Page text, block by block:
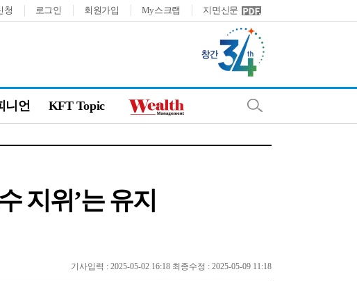
청 로그인 회원가입 My스크랩 지면신문
니언 KFT Topic
지위’는 유지
기사입력 : 2025-05-02 16:18 최종수정 : 2025-05-09 11:18